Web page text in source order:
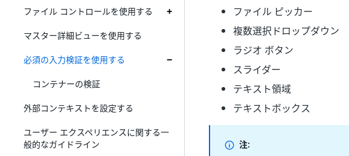
ファイル コントロールを使用する
マスター詳細ビューを使用する
必須の入力検証を使用する
コンテナーの検証
外部コンテキストを設定する
ユーザー エクスペリエンスに関する一
般的なガイドライン
ファイル ピッカー
複数選択ドロップダウン
ラジオ ボタン
スライダー
テキスト領域
テキストボックス
注: